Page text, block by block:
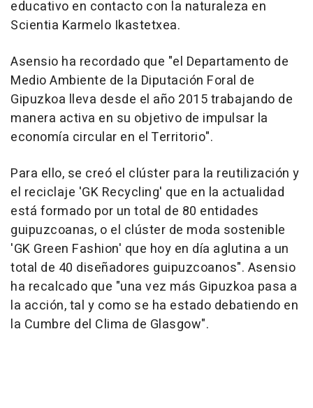
educativo en contacto con la naturaleza en
Scientia Karmelo Ikastetxea.
Asensio ha recordado que "el Departamento de
Medio Ambiente de la Diputación Foral de
Gipuzkoa lleva desde el año 2015 trabajando de
manera activa en su objetivo de impulsar la
economía circular en el Territorio".
Para ello, se creó el clúster para la reutilización y
el reciclaje 'GK Recycling' que en la actualidad
está formado por un total de 80 entidades
guipuzcoanas, o el clúster de moda sostenible
'GK Green Fashion' que hoy en día aglutina a un
total de 40 diseñadores guipuzcoanos". Asensio
ha recalcado que "una vez más Gipuzkoa pasa a
la acción, tal y como se ha estado debatiendo en
la Cumbre del Clima de Glasgow".